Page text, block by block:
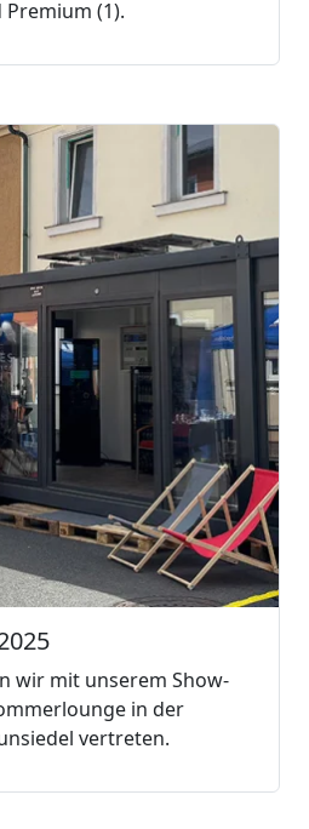
(1).
wir mit unserem Show-
in der
vertreten.